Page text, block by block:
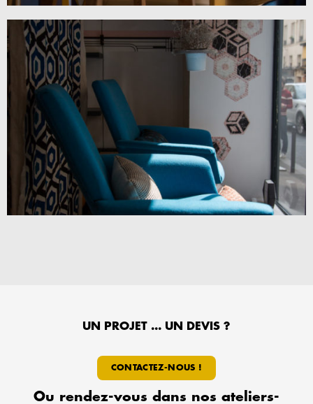
UN PROJET ... UN DEVIS ?
CONTACTEZ-NOUS !
Ou rendez-vous dans nos ateliers-